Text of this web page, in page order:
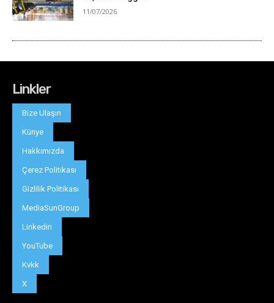
Linkler
Bize Ulaşın
Künye
Hakkımızda
Çerez Politikası
Gizlilik Politikası
MediaSunGroup
Linkedin
YouTube
Kvkk
X